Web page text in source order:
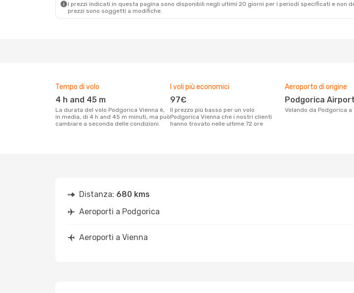
I prezzi indicati in questa pagina sono disponibili negli ultimi 20 giorni per i periodi specificati e
prezzi sono soggetti a modifiche.
Tempo di volo
4 h and 45 m
La durata del volo Podgorica Vienna è,
in media, di 4 h and 45 m minuti, ma può
cambiare a seconda delle condizioni.
I voli più economici
97€
Il prezzo più basso per un volo
Podgorica Vienna che i nostri clienti
hanno trovato nelle ultime 72 ore
Aeroporto di origine
Podgorica Airport
Volando da Podgorica a
Distanza: 680 kms
Aeroporti a Podgorica
Aeroporti a Vienna